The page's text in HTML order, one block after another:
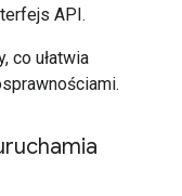
API.
co ułatwia